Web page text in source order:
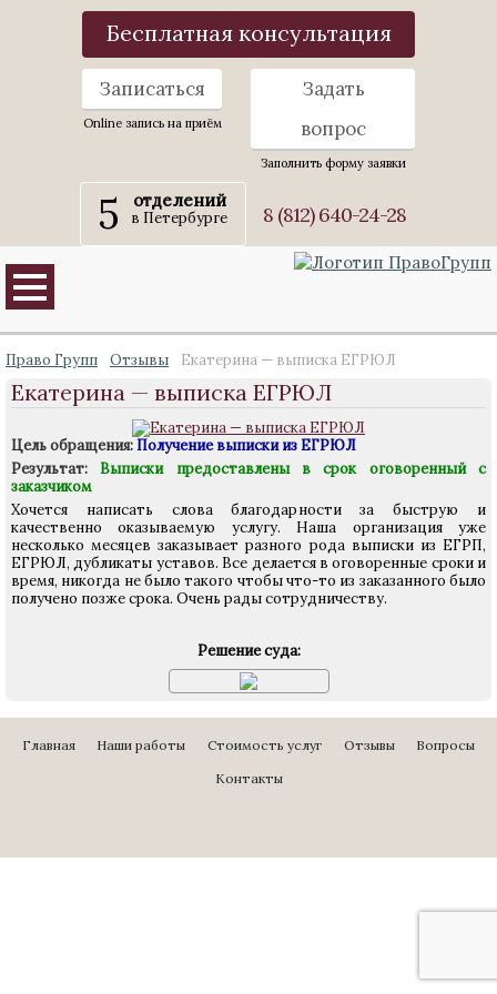
Бесплатная консультация
Записаться
Online запись на приём
Задать
вопрос
Заполнить форму заявки
5 отделений
в Петербурге 8 (812) 640-24-28
Право Групп Отзывы Екатерина — выписка ЕГРЮЛ
Екатерина — выписка ЕГРЮЛ
Цель обращения:Получение выписки из ЕГРЮЛ
Результат: Выписки предоставлены в срок оговоренный с
заказчиком
Хочется написать слова благодарности за быструю и
качественно оказываемую услугу. Наша организация уже
несколько месяцев заказывает разного рода выписки из ЕГРП,
ЕГРЮЛ, дубликаты уставов. Все делается в оговоренные сроки и
время, никогда не было такого чтобы что-то из заказанного было
получено позже срока. Очень рады сотрудничеству.
Решение суда:
Главная Наши работы Стоимость услуг Отзывы
Вопросы
Контакты